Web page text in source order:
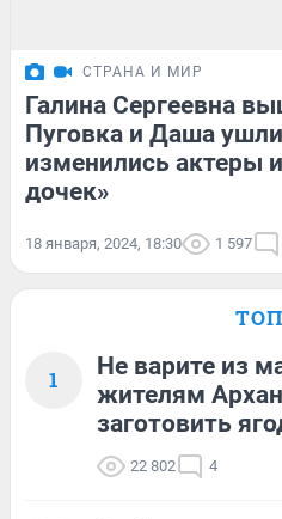
СТРАНА И МИР
Галина Сергеевна
Пуговка и Даша
изменились актеры
дочек»
18 января, 2024, 18:30 1 597
1
Не варите из
жителям
заготовить
22 802 4